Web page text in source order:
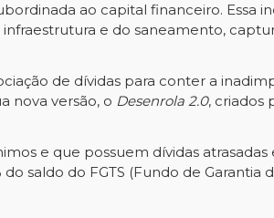
ao capital financeiro. Essa
e do saneamento,
de dívidas para conter a
nova versão, o Desenrola 2.0, criados
e que possuem dívidas atrasadas
saldo do FGTS (Fundo de Garantia